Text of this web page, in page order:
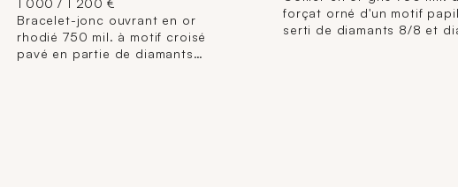
1 000 / 1 200 €
Bracelet-jonc ouvrant en or
rhodié 750 mil. à motif croisé
pavé en partie de diamants
forçat orné d'un motif
serti de diamants 8/8 et